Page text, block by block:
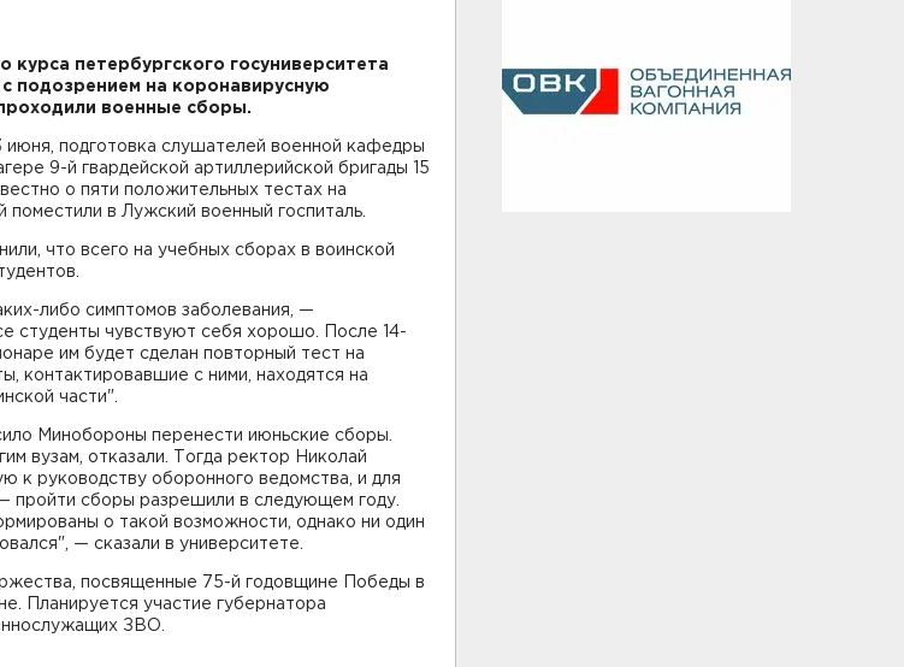
курса петербургского госуниверситета
подозрением на коронавирусную
военные сборы.
июня, подготовка слушателей военной кафедры
9-й гвардейской артиллерийской бригады 15
о пяти положительных тестах на
поместили в Лужский военный госпиталь.
что всего на учебных сборах в воинской
либо симптомов заболевания, —
студенты чувствуют себя хорошо. После 14-
им будет сделан повторный тест на
контактировавшие с ними, находятся на
части".
Минобороны перенести июньские сборы.
вузам, отказали. Тогда ректор Николай
к руководству оборонного ведомства, и для
пройти сборы разрешили в следующем году.
о такой возможности, однако ни один
— сказали в университете.
посвященные 75-й годовщине Победы в
Планируется участие губернатора
ЗВО.